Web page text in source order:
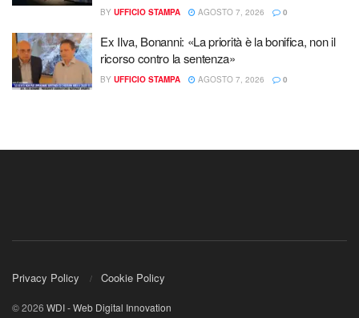
BY UFFICIO STAMPA AGOSTO 7, 2026 0
Ex Ilva, Bonanni: «La priorità è la bonifica, non il
ricorso contro la sentenza»
BY UFFICIO STAMPA AGOSTO 7, 2026 0
Privacy Policy Cookie Policy
© 2026 WDI - Web Digital Innovation